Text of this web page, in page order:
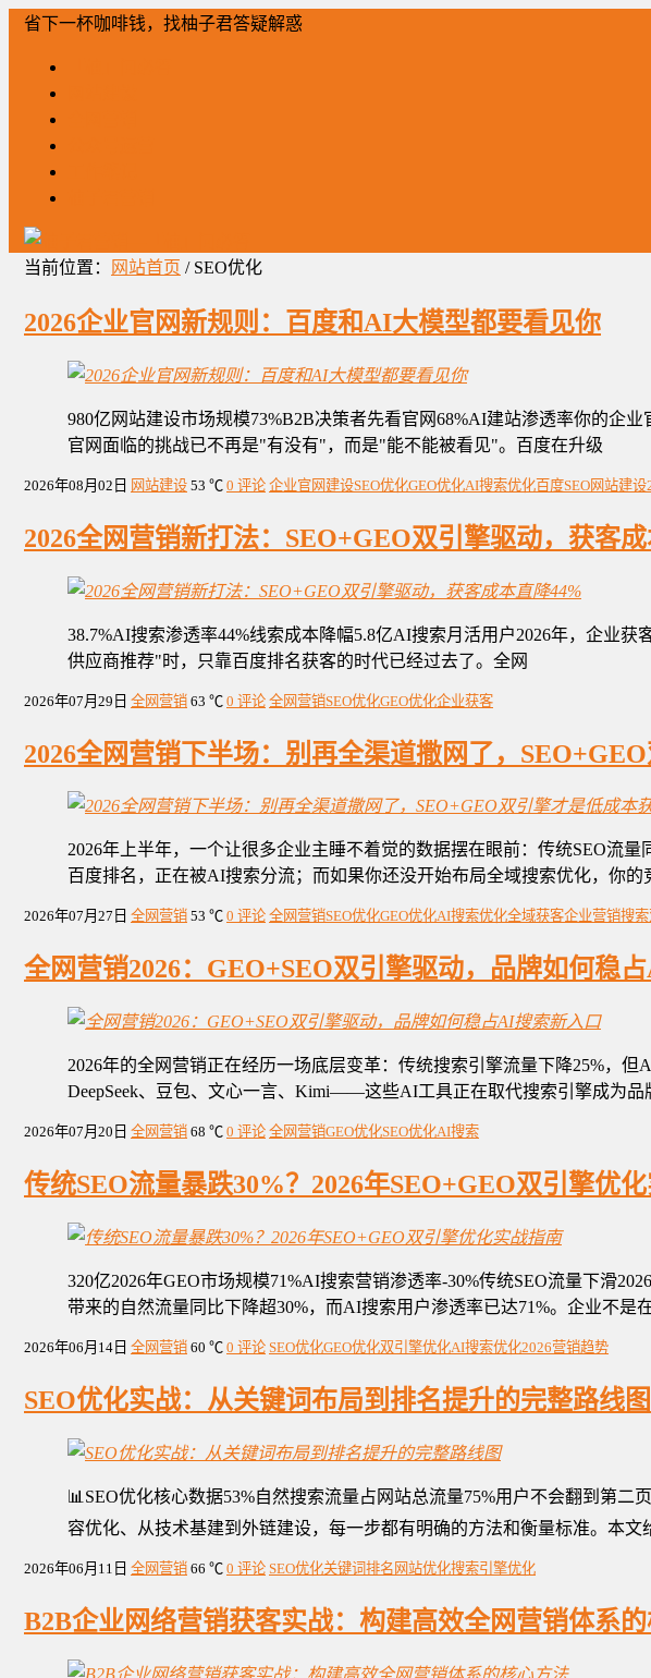
省下一杯咖啡钱，找柚子君答疑解惑
当前位置： 网站首页 / SEO优化
2026企业官网新规则：百度和AI大模型都要看见你
980亿网站建设市场规模73%B2B决策者先看官网68%AI建站渗透率你的企
官网面临的挑战已不再是"有没有"，而是"能不能被看见"。百度在升级
2026年08月02日 网站建设 53 ℃ 0 评论 企业官网建设SEO优化GEO优化AI搜索优化百度SEO网站建设
2026全网营销新打法：SEO+GEO双引擎驱动，获客
38.7%AI搜索渗透率44%线索成本降幅5.8亿AI搜索月活用户2026年，企业
供应商推荐"时，只靠百度排名获客的时代已经过去了。全网
2026年07月29日 全网营销 63 ℃ 0 评论 全网营销SEO优化GEO优化企业获客
2026全网营销下半场：别再全渠道撒网了，
2026年上半年，一个让很多企业主睡不着觉的数据摆在眼前：传统SEO流
百度排名，正在被AI搜索分流；而如果你还没开始布局全域搜索优化，你
2026年07月27日 全网营销 53 ℃ 0 评论 全网营销SEO优化GEO优化AI搜索优化全域获客企业营销搜
全网营销2026：GEO+SEO双引擎驱动，品牌如何稳
2026年的全网营销正在经历一场底层变革：传统搜索引擎流量下降25%，
DeepSeek、豆包、文心一言、Kimi——这些AI工具正在取代搜索引擎成为品
2026年07月20日 全网营销 68 ℃ 0 评论 全网营销GEO优化SEO优化AI搜索
传统SEO流量暴跌30%？2026年SEO+GEO双引擎优
320亿2026年GEO市场规模71%AI搜索营销渗透率-30%传统SEO流量下滑
带来的自然流量同比下降超30%，而AI搜索用户渗透率已达71%。企业不是
2026年06月14日 全网营销 60 ℃ 0 评论 SEO优化GEO优化双引擎优化AI搜索优化2026营销趋势
SEO优化实战：从关键词布局到排名提升的完整路线图
📊SEO优化核心数据53%自然搜索流量占网站总流量75%用户不会翻到第
容优化、从技术基建到外链建设，每一步都有明确的方法和衡量标准。本文
2026年06月11日 全网营销 66 ℃ 0 评论 SEO优化关键词排名 网站优化搜索引擎优化
B2B企业网络营销获客实战：构建高效全网营销体系